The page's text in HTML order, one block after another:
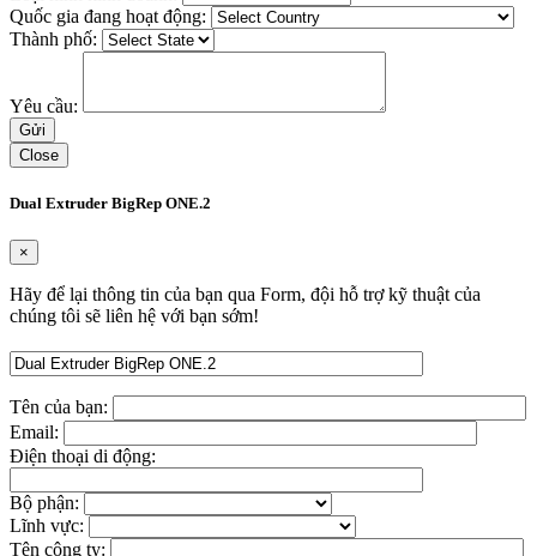
Quốc gia đang hoạt động:
Thành phố:
Yêu cầu:
Close
Dual Extruder BigRep ONE.2
×
Hãy để lại thông tin của bạn qua Form, đội hỗ trợ kỹ thuật của
chúng tôi sẽ liên hệ với bạn sớm!
Tên của bạn:
Email:
Điện thoại di động:
Bộ phận:
Lĩnh vực:
Tên công ty: